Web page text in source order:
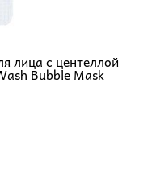
лица с центеллой
Bubble Mask